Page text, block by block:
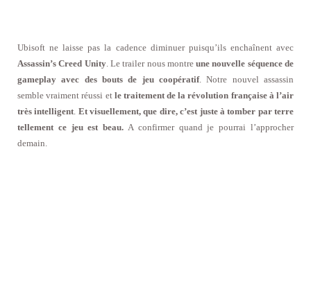
Ubisoft ne laisse pas la cadence diminuer puisqu’ils enchaînent avec
Assassin’s Creed Unity. Le trailer nous montreune nouvelle séquence de
gameplay avec des bouts de jeu coopératif. Notre nouvel assassin
semble vraiment réussi et le traitement de la révolution française à l’air
très intelligent Et visuellement, que dire, c’est juste à tomber par terre
tellement ce jeu est beau. A confirmer quand je pourrai l’approcher
demain.